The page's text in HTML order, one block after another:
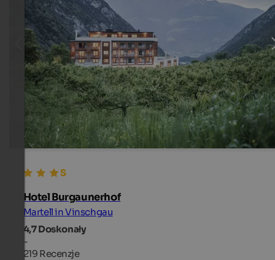
Hotel Burgaunerhof
Martell in Vinschgau
4,7Doskonały
-
219 Recenzje